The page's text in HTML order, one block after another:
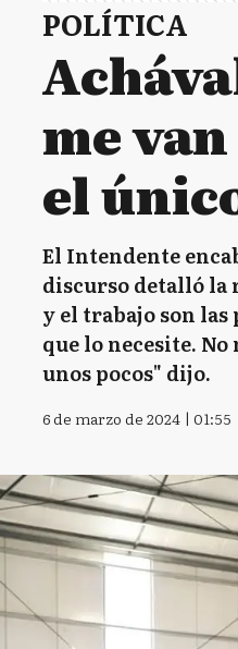
POLÍTICA
me
el
El Intendente
discurso detalló la
y el trabajo son
que lo necesite.
unos pocos" dijo.
6 de marzo de 2024 | 01:55